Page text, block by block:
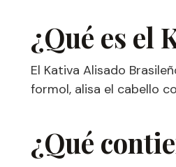
¿Qué es el
El Kativa Alisado
formol, alisa el cabello
¿Qué